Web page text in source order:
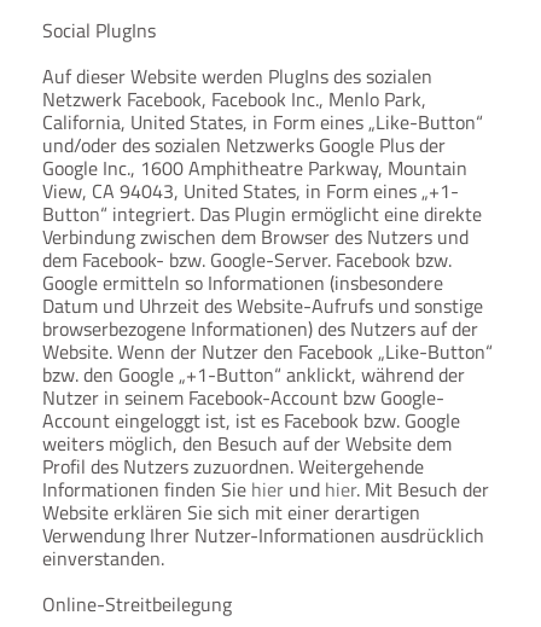
Social PlugIns
Auf dieser Website werden PlugIns des sozialen
Netzwerk Facebook, Facebook Inc., Menlo Park,
California, United States, in Form eines „Like-Button“
und/oder des sozialen Netzwerks Google Plus der
Google Inc., 1600 Amphitheatre Parkway, Mountain
View, CA 94043, United States, in Form eines „+1-
Button“ integriert. Das Plugin ermöglicht eine direkte
Verbindung zwischen dem Browser des Nutzers und
dem Facebook- bzw. Google-Server. Facebook bzw.
Google ermitteln so Informationen (insbesondere
Datum und Uhrzeit des Website-Aufrufs und sonstige
browserbezogene Informationen) des Nutzers auf der
Website. Wenn der Nutzer den Facebook „Like-Button“
bzw. den Google „+1-Button“ anklickt, während der
Nutzer in seinem Facebook-Account bzw Google-
Account eingeloggt ist, ist es Facebook bzw. Google
weiters möglich, den Besuch auf der Website dem
Profil des Nutzers zuzuordnen. Weitergehende
Informationen finden Sie hier und hier. Mit Besuch der
Website erklären Sie sich mit einer derartigen
Verwendung Ihrer Nutzer-Informationen ausdrücklich
einverstanden.
Online-Streitbeilegung